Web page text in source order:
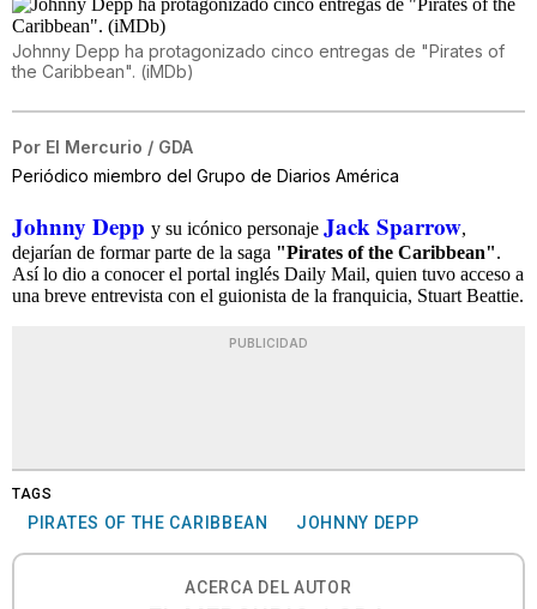
Johnny Depp ha protagonizado cinco entregas de "Pirates of
the Caribbean". (iMDb)
Por El Mercurio / GDA
Periódico miembro del Grupo de Diarios América
Johnny Depp y su icónico personaje Jack Sparrow,
dejarían de formar parte de la saga "Pirates of the Caribbean".
Así lo dio a conocer el portal inglés Daily Mail, quien tuvo acceso a
una breve entrevista con el guionista de la franquicia, Stuart Beattie.
PUBLICIDAD
TAGS
PIRATES OF THE CARIBBEAN JOHNNY DEPP
ACERCA DEL AUTOR